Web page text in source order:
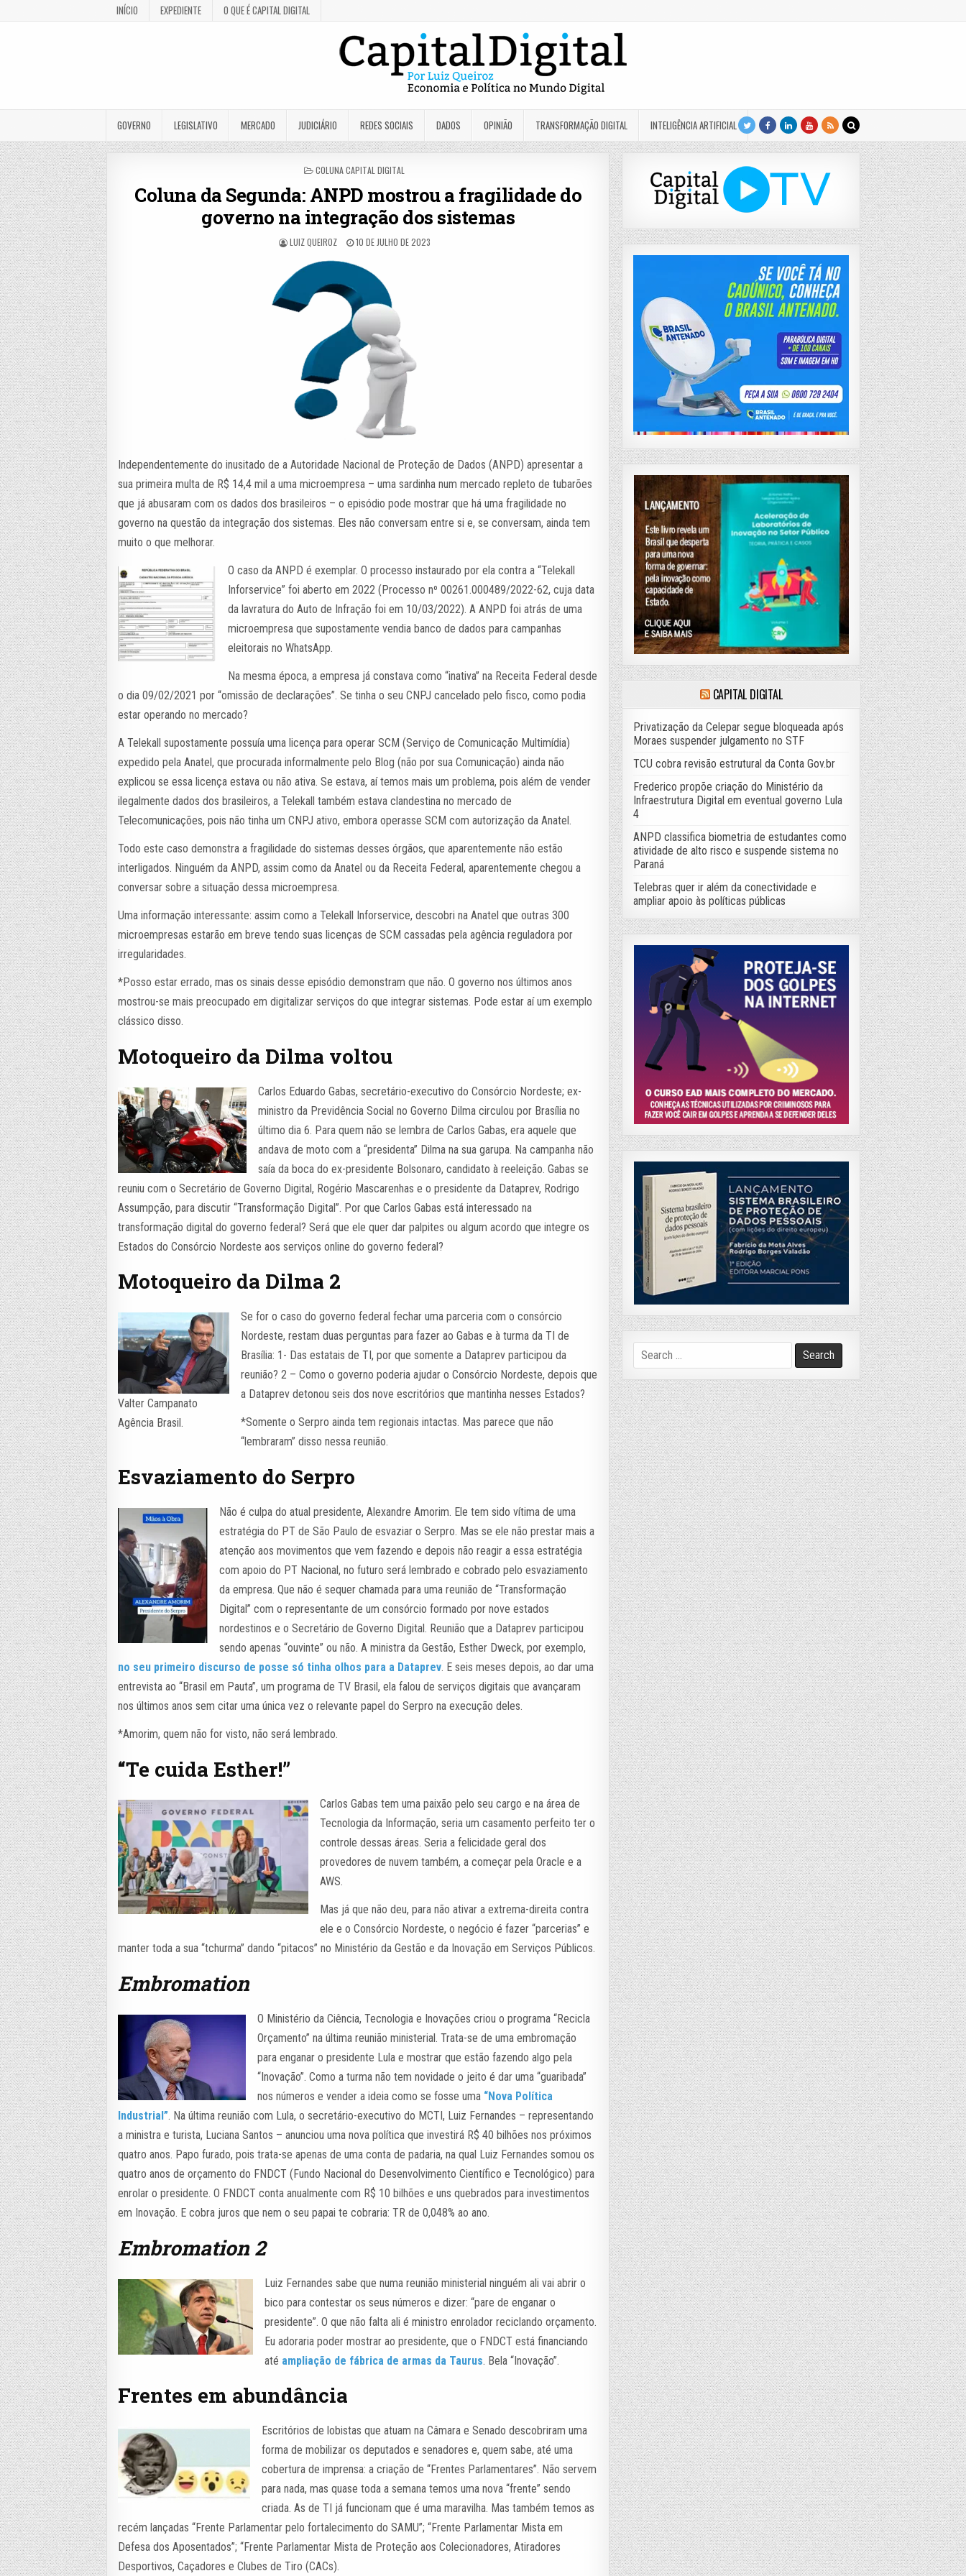
INÍCIO EXPEDIENTE O QUE É CAPITAL DIGITAL
GOVERNO LEGISLATIVO MERCADO JUDICIÁRIO REDES SOCIAIS DADOS OPINIÃO TRANSFORMAÇÃO DIGITAL INTELIGÊNCIA ARTIFICIAL
POSTED
COLUNA CAPITAL DIGITAL
Coluna da Segunda: ANPD mostrou a fragilidade do
governo na integração dos sistemas
LUIZ QUEIROZ 10 DE JULHO DE 2023
Independentemente do inusitado de a Autoridade Nacional de Proteção de Dados (ANPD) apresentar a
sua primeira multa de R$ 14,4 mil a uma microempresa – uma sardinha num mercado repleto de tubarões
que já abusaram com os dados dos brasileiros – o episódio pode mostrar que há uma fragilidade no
governo na questão da integração dos sistemas. Eles não conversam entre si e, se conversam, ainda tem
muito o que melhorar.
O caso da ANPD é exemplar. O processo instaurado por ela contra a “Telekall
Inforservice” foi aberto em 2022 (Processo nº 00261.000489/2022-62, cuja data
da lavratura do Auto de Infração foi em 10/03/2022). A ANPD foi atrás de uma
microempresa que supostamente vendia banco de dados para campanhas
eleitorais no WhatsApp.
Na mesma época, a empresa já constava como “inativa” na Receita Federal desde
o dia 09/02/2021 por “omissão de declarações”. Se tinha o seu CNPJ cancelado pelo fisco, como podia
estar operando no mercado?
A Telekall supostamente possuía uma licença para operar SCM (Serviço de Comunicação Multimídia)
expedido pela Anatel, que procurada informalmente pelo Blog (não por sua Comunicação) ainda não
explicou se essa licença estava ou não ativa. Se estava, aí temos mais um problema, pois além de vender
ilegalmente dados dos brasileiros, a Telekall também estava clandestina no mercado de
Telecomunicações, pois não tinha um CNPJ ativo, embora operasse SCM com autorização da Anatel.
Todo este caso demonstra a fragilidade do sistemas desses órgãos, que aparentemente não estão
interligados. Ninguém da ANPD, assim como da Anatel ou da Receita Federal, aparentemente chegou a
conversar sobre a situação dessa microempresa.
Uma informação interessante: assim como a Telekall Inforservice, descobri na Anatel que outras 300
microempresas estarão em breve tendo suas licenças de SCM cassadas pela agência reguladora por
irregularidades.
*Posso estar errado, mas os sinais desse episódio demonstram que não. O governo nos últimos anos
mostrou-se mais preocupado em digitalizar serviços do que integrar sistemas. Pode estar aí um exemplo
clássico disso.
Motoqueiro da Dilma voltou
Carlos Eduardo Gabas, secretário-executivo do Consórcio Nordeste; ex-
ministro da Previdência Social no Governo Dilma circulou por Brasília no
último dia 6. Para quem não se lembra de Carlos Gabas, era aquele que
andava de moto com a “presidenta” Dilma na sua garupa. Na campanha não
saía da boca do ex-presidente Bolsonaro, candidato à reeleição. Gabas se
reuniu com o Secretário de Governo Digital, Rogério Mascarenhas e o presidente da Dataprev, Rodrigo
Assumpção, para discutir “Transformação Digital”. Por que Carlos Gabas está interessado na
transformação digital do governo federal? Será que ele quer dar palpites ou algum acordo que integre os
Estados do Consórcio Nordeste aos serviços online do governo federal?
Motoqueiro da Dilma 2
Valter Campanato
Agência Brasil.
Se for o caso do governo federal fechar uma parceria com o consórcio
Nordeste, restam duas perguntas para fazer ao Gabas e à turma da TI de
Brasília: 1- Das estatais de TI, por que somente a Dataprev participou da
reunião? 2 – Como o governo poderia ajudar o Consórcio Nordeste, depois que
a Dataprev detonou seis dos nove escritórios que mantinha nesses Estados?
*Somente o Serpro ainda tem regionais intactas. Mas parece que não
“lembraram” disso nessa reunião.
Esvaziamento do Serpro
Não é culpa do atual presidente, Alexandre Amorim. Ele tem sido vítima de uma
estratégia do PT de São Paulo de esvaziar o Serpro. Mas se ele não prestar mais a
atenção aos movimentos que vem fazendo e depois não reagir a essa estratégia
com apoio do PT Nacional, no futuro será lembrado e cobrado pelo esvaziamento
da empresa. Que não é sequer chamada para uma reunião de “Transformação
Digital” com o representante de um consórcio formado por nove estados
nordestinos e o Secretário de Governo Digital. Reunião que a Dataprev participou
sendo apenas “ouvinte” ou não. A ministra da Gestão, Esther Dweck, por exemplo,
no seu primeiro discurso de posse só tinha olhos para a Dataprev . E seis meses depois, ao dar uma
entrevista ao “Brasil em Pauta”, um programa de TV Brasil, ela falou de serviços digitais que avançaram
nos últimos anos sem citar uma única vez o relevante papel do Serpro na execução deles.
*Amorim, quem não for visto, não será lembrado.
“Te cuida Esther!”
Carlos Gabas tem uma paixão pelo seu cargo e na área de
Tecnologia da Informação, seria um casamento perfeito ter o
controle dessas áreas. Seria a felicidade geral dos
provedores de nuvem também, a começar pela Oracle e a
AWS.
Mas já que não deu, para não ativar a extrema-direita contra
ele e o Consórcio Nordeste, o negócio é fazer “parcerias” e
manter toda a sua “tchurma” dando “pitacos” no Ministério da Gestão e da Inovação em Serviços Públicos.
Embromation
O Ministério da Ciência, Tecnologia e Inovações criou o programa “Recicla
Orçamento” na última reunião ministerial. Trata-se de uma embromação
para enganar o presidente Lula e mostrar que estão fazendo algo pela
“Inovação”. Como a turma não tem novidade o jeito é dar uma “guaribada”
nos números e vender a ideia como se fosse uma “Nova Política
Industrial”. Na última reunião com Lula, o secretário-executivo do MCTI, Luiz Fernandes – representando
a ministra e turista, Luciana Santos – anunciou uma nova política que investirá R$ 40 bilhões nos próximos
quatro anos. Papo furado, pois trata-se apenas de uma conta de padaria, na qual Luiz Fernandes somou os
quatro anos de orçamento do FNDCT (Fundo Nacional do Desenvolvimento Científico e Tecnológico) para
enrolar o presidente. O FNDCT conta anualmente com R$ 10 bilhões e uns quebrados para investimentos
em Inovação. E cobra juros que nem o seu papai te cobraria: TR de 0,048% ao ano.
Embromation 2
Luiz Fernandes sabe que numa reunião ministerial ninguém ali vai abrir o
bico para contestar os seus números e dizer: “pare de enganar o
presidente”. O que não falta ali é ministro enrolador reciclando orçamento.
Eu adoraria poder mostrar ao presidente, que o FNDCT está financiando
até ampliação de fábrica de armas da Taurus. Bela “Inovação”.
Frentes em abundância
Escritórios de lobistas que atuam na Câmara e Senado descobriram uma
forma de mobilizar os deputados e senadores e, quem sabe, até uma
cobertura de imprensa: a criação de “Frentes Parlamentares”. Não servem
para nada, mas quase toda a semana temos uma nova “frente” sendo
criada. As de TI já funcionam que é uma maravilha. Mas também temos as
recém lançadas “Frente Parlamentar pelo fortalecimento do SAMU”; “Frente Parlamentar Mista em
Defesa dos Aposentados”; “Frente Parlamentar Mista de Proteção aos Colecionadores, Atiradores
Desportivos, Caçadores e Clubes de Tiro (CACs).
CAPITAL DIGITAL
Privatização da Celepar segue bloqueada após
Moraes suspender julgamento no STF
TCU cobra revisão estrutural da Conta Gov.br
Frederico propõe criação do Ministério da
Infraestrutura Digital em eventual governo Lula
4
ANPD classifica biometria de estudantes como
atividade de alto risco e suspende sistema no
Paraná
Telebras quer ir além da conectividade e
ampliar apoio às políticas públicas
Search
for: